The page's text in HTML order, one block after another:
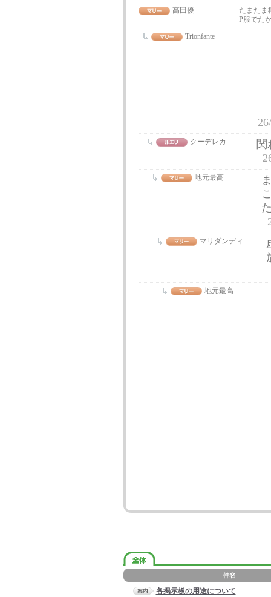
高田優
たまたま
P服でた
Trionfante
クーデレカ
関
地元最高
マリダンディ
地元最高
各掲示板の用途について